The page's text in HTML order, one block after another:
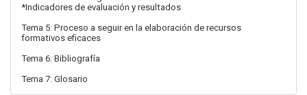
*Indicadores de evaluación y resultados
Tema 5: Proceso a seguir en la elaboración de recursos
formativos eficaces
Tema 6: Bibliografía
Tema 7: Glosario